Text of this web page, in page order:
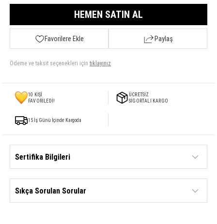
HEMEN SATIN AL
Favorilere Ekle Paylaş
Ödeme ve taksit seçenekleri için tıklayınız
10 KİŞİ
FAVORİLEDİ!
ÜCRETSİZ
SİGORTALI KARGO
15 İş Günü İçinde Kargoda
Sertifika Bilgileri
Sıkça Sorulan Sorular